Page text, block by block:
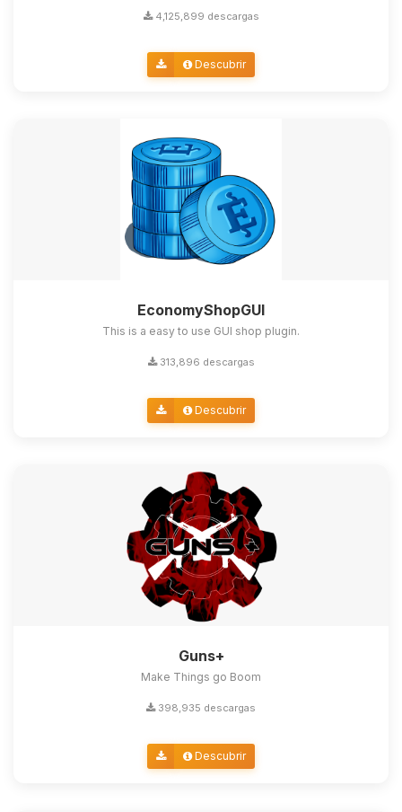
4,125,899 descargas
Descubrir
EconomyShopGUI
This is a easy to use GUI shop plugin.
313,896 descargas
Descubrir
Guns+
Make Things go Boom
398,935 descargas
Descubrir